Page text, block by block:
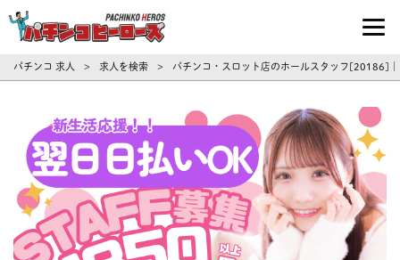
パチンコ求人・転職ならパチンコヒーロ
パチンコ 求人 > 求人を検索 > パチンコ・スロット店のホールスタッフ[20186]